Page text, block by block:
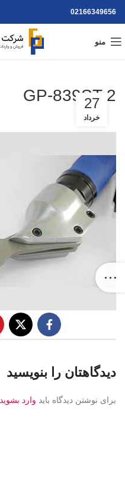
02166349656
منو
GP-839ST-2
27
خرداد
دیدگاهتان را بنویسید
برای نوشتن دیدگاه باید وارد بشوید